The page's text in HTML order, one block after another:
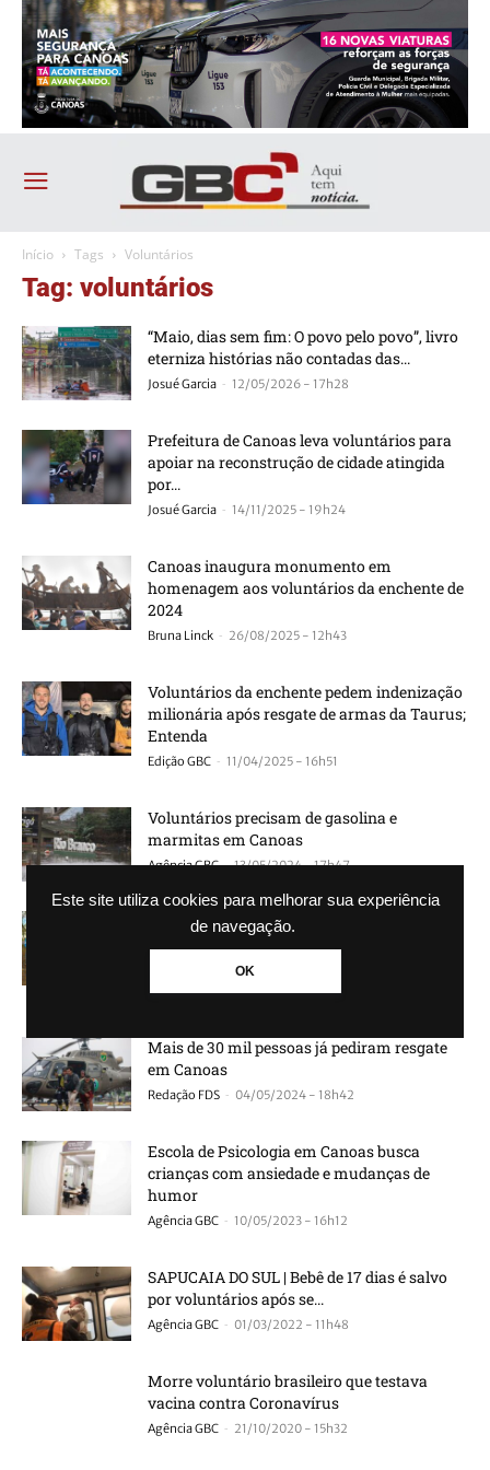
Este site utiliza cookies para melhorar sua experiência
de navegação.
OK
Início Tags Voluntários
Tag: voluntários
“Maio, dias sem fim: O povo pelo povo”, livro
eterniza histórias não contadas das...
Josué Garcia - 12/05/2026 - 17h28
Prefeitura de Canoas leva voluntários para
apoiar na reconstrução de cidade atingida
por...
Josué Garcia - 14/11/2025 - 19h24
Canoas inaugura monumento em
homenagem aos voluntários da enchente de
2024
Bruna Linck - 26/08/2025 - 12h43
Voluntários da enchente pedem indenização
milionária após resgate de armas da Taurus;
Entenda
Edição GBC - 11/04/2025 - 16h51
Voluntários precisam de gasolina e
marmitas em Canoas
Agência GBC - 13/05/2024 - 17h47
Participantes do BBB, influencers e artistas
auxiliam voluntários nos resgates em
Agência GBC - 09/05/2024 - 11h33
Mais de 30 mil pessoas já pediram resgate
em Canoas
Redação FDS - 04/05/2024 - 18h42
Escola de Psicologia em Canoas busca
crianças com ansiedade e mudanças de
humor
Agência GBC - 10/05/2023 - 16h12
SAPUCAIA DO SUL | Bebê de 17 dias é salvo
por voluntários após se...
Agência GBC - 01/03/2022 - 11h48
Morre voluntário brasileiro que testava
vacina contra Coronavírus
Agência GBC - 21/10/2020 - 15h32